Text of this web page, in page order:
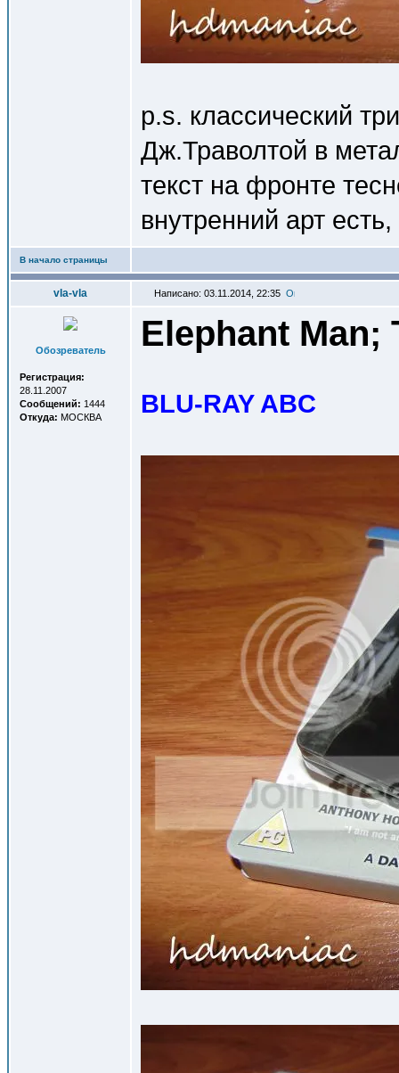
p.s. классический
Дж.Траволтой в
текст на фронте
внутренний арт
В начало страницы
vla-vla Написано: 03.11.2014, 22:35
Обозреватель
Регистрация:
28.11.2007
Сообщений: 1444
Откуда: МОСКВА
Elephant Man;
BLU-RAY ABC